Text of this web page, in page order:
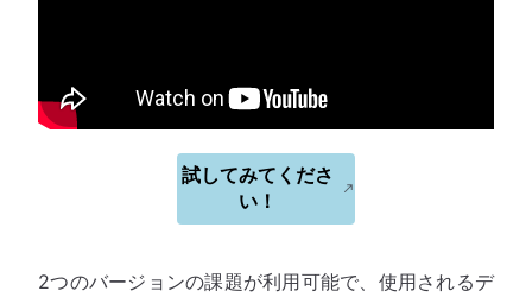
試してみてくださ
い！
2つのバージョンの課題が利用可能で、使用されるデ